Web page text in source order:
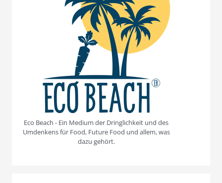
Eco Beach - Ein Medium der Dringlichkeit und des
Umdenkens für Food, Future Food und allem, was
dazu gehört.